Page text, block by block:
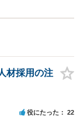
材採用の注
役にたった 22